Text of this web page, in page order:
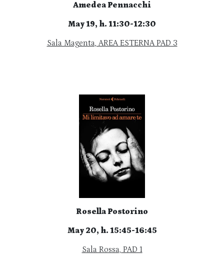
Amedea Pennacchi
May 19, h. 11:30-12:30
Sala Magenta, AREA ESTERNA PAD 3
Rosella Postorino
May 20, h. 15:45-16:45
Sala Rossa, PAD 1